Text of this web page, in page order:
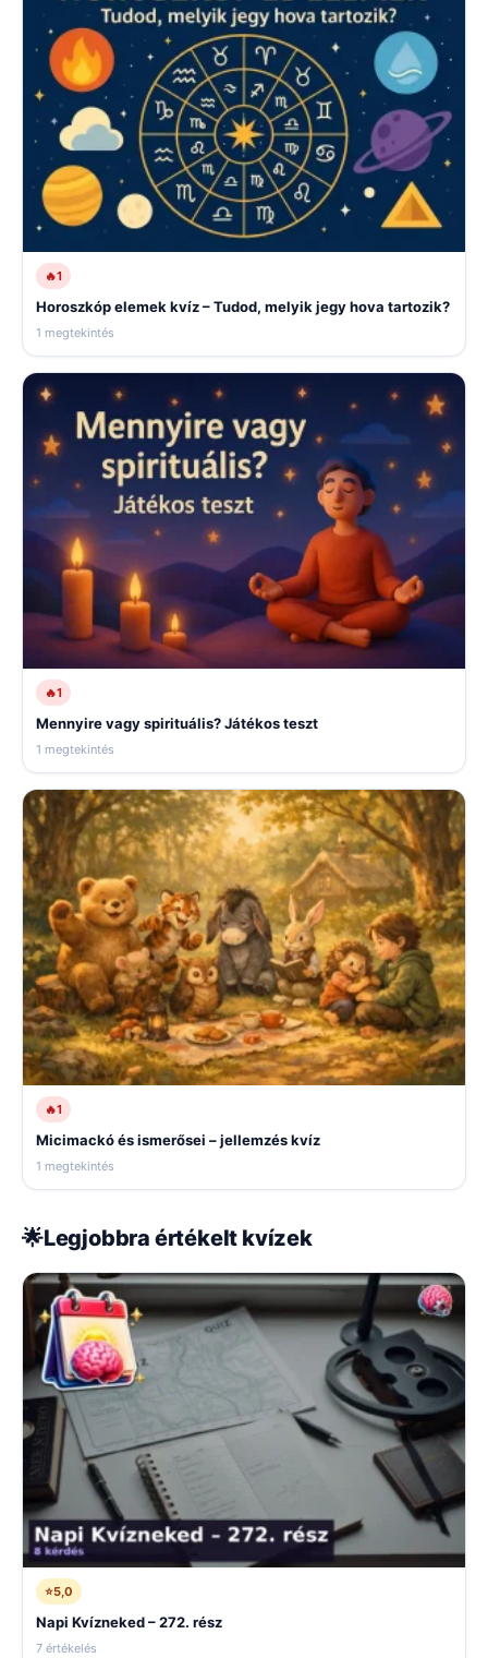
🔥1
Horoszkóp elemek kvíz – Tudod, melyik jegy hova tartozik?
1 megtekintés
🔥1
Mennyire vagy spirituális? Játékos teszt
1 megtekintés
🔥1
Micimackó és ismerősei – jellemzés kvíz
1 megtekintés
🌟Legjobbra értékelt kvízek
⭐5,0
Napi Kvízneked – 272. rész
7 értékelés